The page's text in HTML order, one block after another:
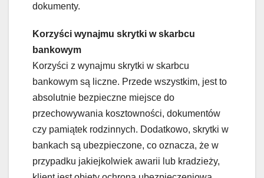
dokumenty.
Korzyści wynajmu skrytki w skarbcu
bankowym
Korzyści z wynajmu skrytki w skarbcu
bankowym są liczne. Przede wszystkim, jest to
absolutnie bezpieczne miejsce do
przechowywania kosztowności, dokumentów
czy pamiątek rodzinnych. Dodatkowo, skrytki w
bankach są ubezpieczone, co oznacza, że w
przypadku jakiejkolwiek awarii lub kradzieży,